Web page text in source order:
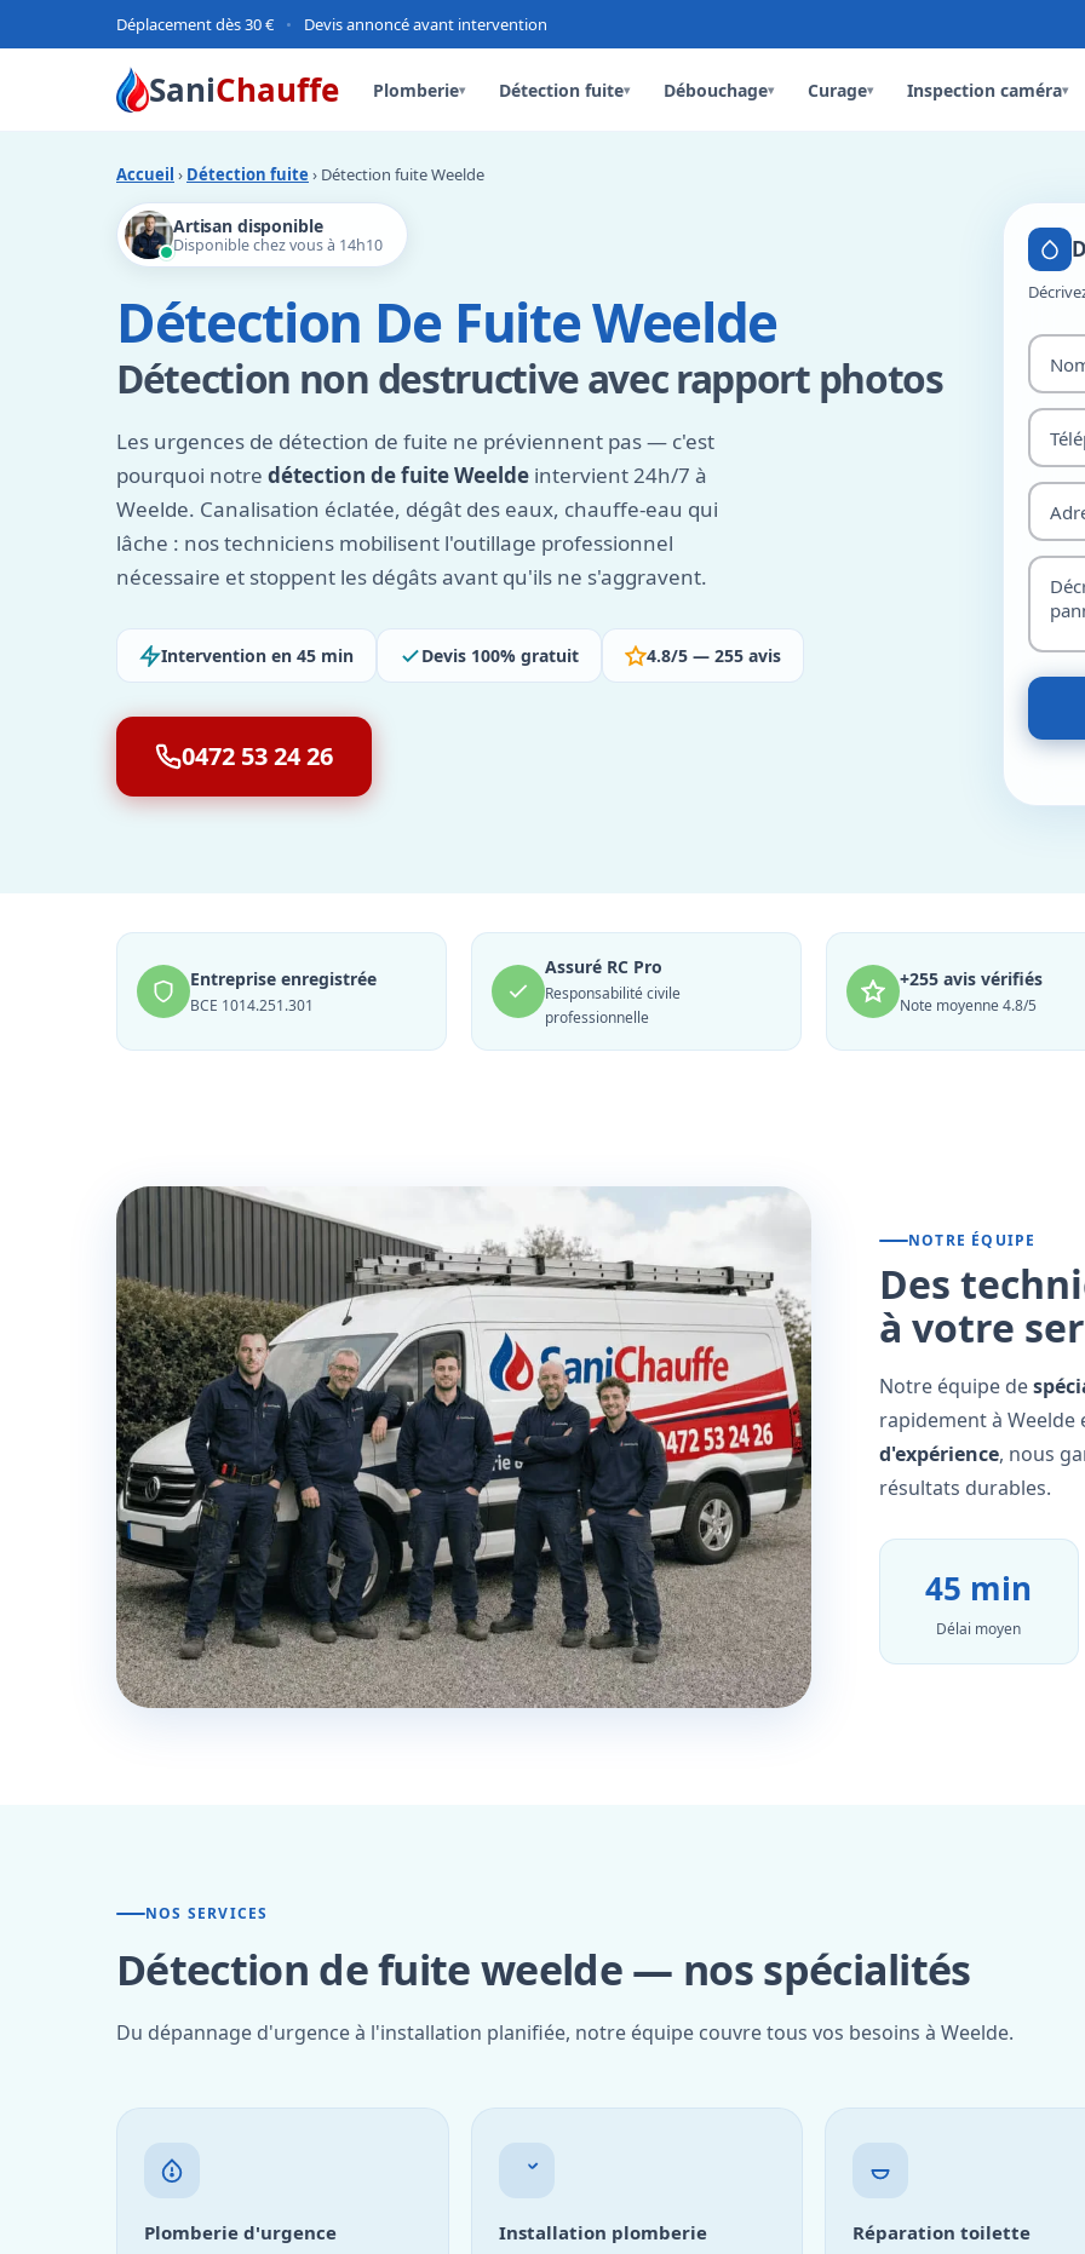
Déplacement dès 30 € • Devis annoncé avant intervention
SaniChauffe Plomberie▾ Détection fuite▾ Débouchage▾ Curage▾ Inspection caméra▾
Accueil › Détection fuite › Détection fuite Weelde
Artisan disponible
Disponible chez vous à 14h10
Détection De Fuite Weelde
Détection non destructive avec rapport photos
Les urgences de détection de fuite ne préviennent pas — c'est
pourquoi notre détection de fuite Weelde intervient 24h/7 à
Weelde. Canalisation éclatée, dégât des eaux, chauffe-eau qui
lâche : nos techniciens mobilisent l'outillage professionnel
nécessaire et stoppent les dégâts avant qu'ils ne s'aggravent.
Intervention en 45 min Devis 100% gratuit 4.8/5 — 255 avis
0472 53 24 26
Entreprise enregistrée
BCE 1014.251.301
Assuré RC Pro
Responsabilité civile
professionnelle
+255 avis vérifiés
Note moyenne 4.8/5
NOTRE ÉQUIPE
Des
à votre
Notre équipe de
rapidement à Weelde
d'expérience, nous
résultats durables.
45 min
Délai moyen
NOS SERVICES
Détection de fuite weelde — nos spécialités
Du dépannage d'urgence à l'installation planifiée, notre équipe couvre tous vos besoins à Weelde.
Plomberie d'urgence Installation plomberie Réparation toilette